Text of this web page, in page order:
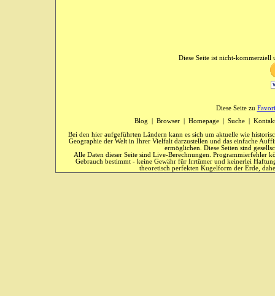
Diese Seite ist nicht-kommerziell
Diese Seite zu
Blog
Browser| Homepage| Suche|
Bei den hier aufgeführten Ländern kann es sich um aktuelle wie
Geographie der Welt in Ihrer Vielfalt darzustellen und das einfache
ermöglichen. Diese Seiten sind
Alle Daten dieser Seite sind Live-Berechnungen. Programmierfehler
Gebrauch bestimmt - keine Gewähr für Irrtümer und keinerlei
theoretisch perfekten Kugelform der Erde,